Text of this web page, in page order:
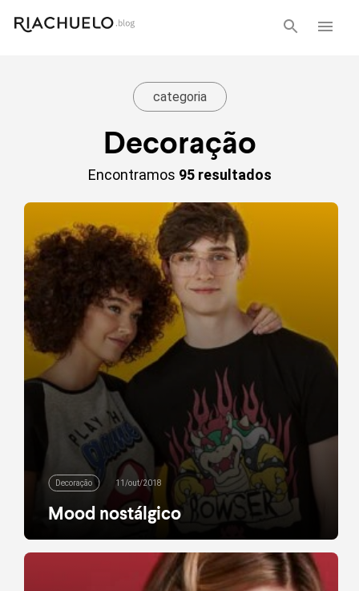
categoria
Decoração
Encontramos 95 resultados
Decoração 11/out/2018
Mood nostálgico
Se você é fã dos games da Nintendo e da Capcom
temos uma novidade quentinha: a nova coleção da
Riachuelo Geek traz os protagonistas de jogos
clássicos para roupas e itens para decorar a casa!